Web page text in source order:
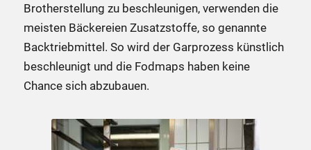
Brotherstellung zu beschleunigen, verwenden die
meisten Bäckereien Zusatzstoffe, so genannte
Backtriebmittel. So wird der Garprozess künstlich
beschleunigt und die Fodmaps haben keine
Chance sich abzubauen.